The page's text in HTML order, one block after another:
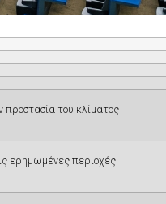
προστασία του κλίματος
ερημωμένες περιοχές